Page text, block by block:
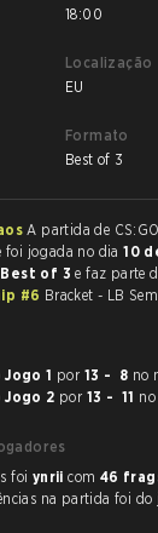
18:00
Localização
EU
Formato
Best of 3
A partida de
foi jogada no dia10
Best of 3e faz parte
#6 Bracket - LB
Jogo 1 por 13 - 8 no
Jogo 2 por 13 - 11
foi ynrii com 46
na partida foi do